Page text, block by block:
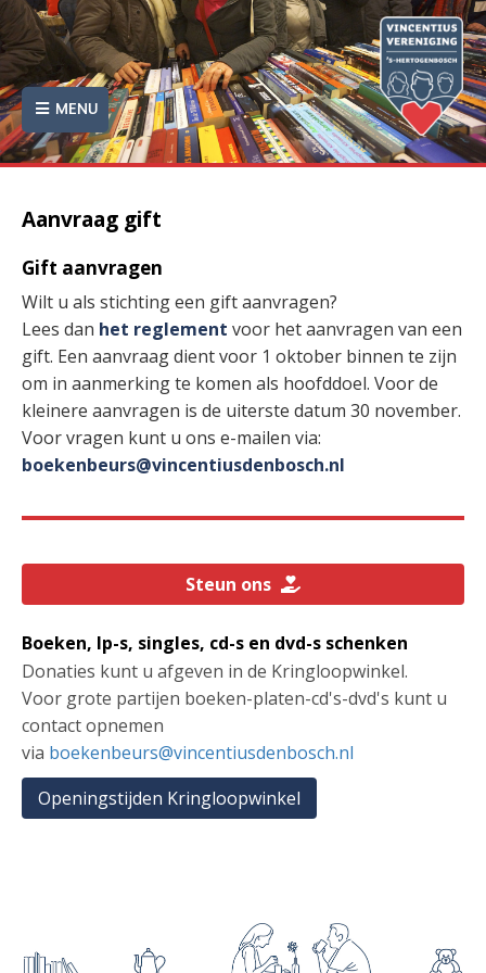
MENU
Aanvraag gift
Gift aanvragen
Wilt u als stichting een gift aanvragen?
Lees dan het reglement voor het aanvragen van een
gift. Een aanvraag dient voor 1 oktober binnen te zijn
om in aanmerking te komen als hoofddoel. Voor de
kleinere aanvragen is de uiterste datum 30 november.
Voor vragen kunt u ons e-mailen via:
boekenbeurs@vincentiusdenbosch.nl
Steun ons
Boeken, lp-s, singles, cd-s en dvd-s schenken
Donaties kunt u afgeven in de Kringloopwinkel.
Voor grote partijen boeken-platen-cd's-dvd's kunt u
contact opnemen
via boekenbeurs@vincentiusdenbosch.nl
Openingstijden Kringloopwinkel